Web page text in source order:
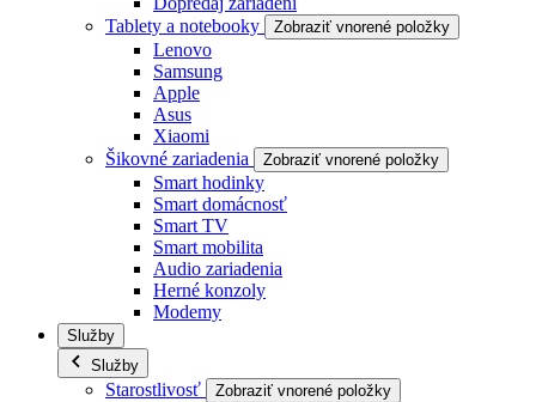
Tablety a notebooky
Zobraziť vnorené položky
Lenovo
Samsung
Apple
Asus
Xiaomi
Šikovné zariadenia
Zobraziť vnorené položky
Smart hodinky
Smart domácnosť
Smart TV
Smart mobilita
Audio zariadenia
Herné konzoly
Modemy
Služby
Služby
Starostlivosť Zobraziť vnorené položky